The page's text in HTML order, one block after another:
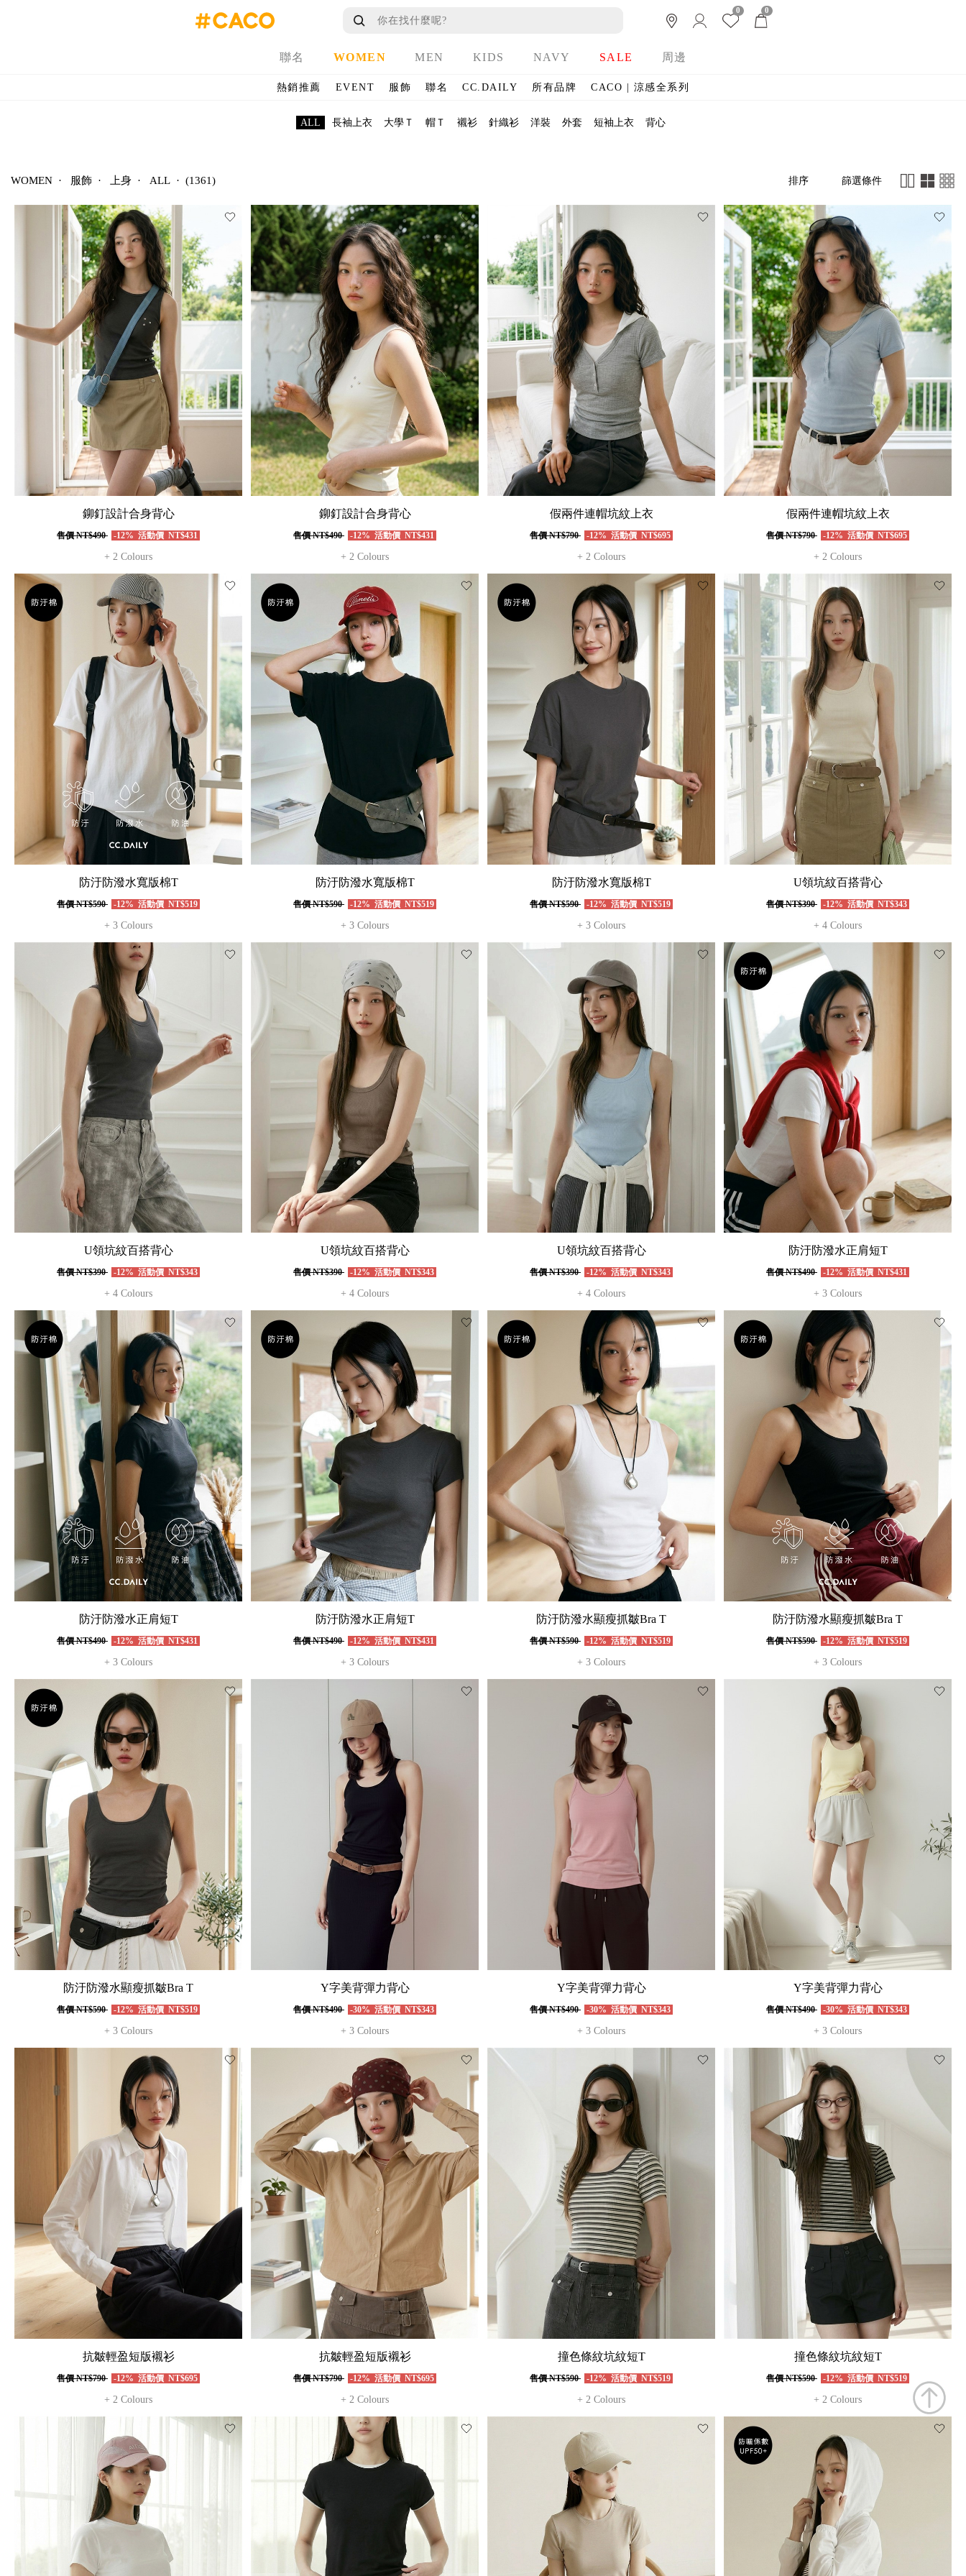
0 0
聯名 WOMEN MEN KIDS NAVY SALE 周邊
熱銷推薦 EVENT 服飾 聯名 CC.DAILY 所有品牌 CACO | 涼感全系列
ALL 長袖上衣 大學Ｔ 帽Ｔ 襯衫 針織衫 洋裝 外套 短袖上衣 背心
WOMEN · 服飾 · 上身 · ALL · (1361) 排序 篩選條件
鉚釘設計合身背心
售價NT$490 -12% 活動價 NT$431
+ 2 Colours
鉚釘設計合身背心
售價NT$490 -12% 活動價 NT$431
+ 2 Colours
假兩件連帽坑紋上衣
售價NT$790 -12% 活動價 NT$695
+ 2 Colours
假兩件連帽坑紋上衣
售價NT$790 -12% 活動價 NT$695
+ 2 Colours
防汙防潑水寬版棉T
售價NT$590 -12% 活動價 NT$519
+ 3 Colours
防汙防潑水寬版棉T
售價NT$590 -12% 活動價 NT$519
+ 3 Colours
防汙防潑水寬版棉T
售價NT$590 -12% 活動價 NT$519
+ 3 Colours
U領坑紋百搭背心
售價NT$390 -12% 活動價 NT$343
+ 4 Colours
U領坑紋百搭背心
售價NT$390 -12% 活動價 NT$343
+ 4 Colours
U領坑紋百搭背心
售價NT$390 -12% 活動價 NT$343
+ 4 Colours
U領坑紋百搭背心
售價NT$390 -12% 活動價 NT$343
+ 4 Colours
防汙防潑水正肩短T
售價NT$490 -12% 活動價 NT$431
+ 3 Colours
防汙防潑水正肩短T
售價NT$490 -12% 活動價 NT$431
+ 3 Colours
防汙防潑水正肩短T
售價NT$490 -12% 活動價 NT$431
+ 3 Colours
防汙防潑水顯瘦抓皺Bra T
售價NT$590 -12% 活動價 NT$519
+ 3 Colours
防汙防潑水顯瘦抓皺Bra T
售價NT$590 -12% 活動價 NT$519
+ 3 Colours
防汙防潑水顯瘦抓皺Bra T
售價NT$590 -12% 活動價 NT$519
+ 3 Colours
Y字美背彈力背心
售價NT$490 -30% 活動價 NT$343
+ 3 Colours
Y字美背彈力背心
售價NT$490 -30% 活動價 NT$343
+ 3 Colours
Y字美背彈力背心
售價NT$490 -30% 活動價 NT$343
+ 3 Colours
抗皺輕盈短版襯衫
售價NT$790 -12% 活動價 NT$695
+ 2 Colours
抗皺輕盈短版襯衫
售價NT$790 -12% 活動價 NT$695
+ 2 Colours
撞色條紋坑紋短T
售價NT$590 -12% 活動價 NT$519
+ 2 Colours
撞色條紋坑紋短T
售價NT$590 -12% 活動價 NT$519
+ 2 Colours